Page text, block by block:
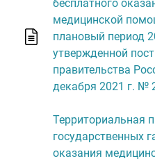
бесплатного
медицинской
плановый период
утвержденной
правительства
декабря 2021 г. №
Территориальная
государственных
оказания